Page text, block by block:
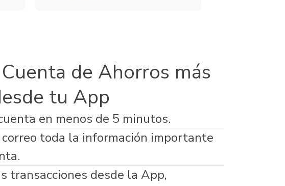
de Ahorros más
tu App
en menos de 5 minutos.
correo toda la información importante
transacciones desde la App,